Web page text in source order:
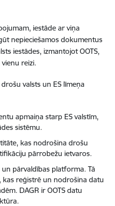
iestāde ar viņa
nepieciešamos dokumentus
iestādes, izmantojot OOTS,
reizi.
valsts un ES līmeņa
apmaiņa starp ES valstīm,
sistēmu.
kas nodrošina drošu
pārrobežu ietvaros.
un pārvaldības platforma. Tā
reģistrē un nodrošina datu
DAGR ir OOTS datu